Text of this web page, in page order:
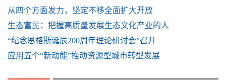
从四个方面发力，坚定不移全面扩大开放
生态富民：把握高质量发展生态文化产业的人
“纪念恩格斯诞辰200周年理论研讨会”召开
应用五个“新动能”推动资源型城市转型发展